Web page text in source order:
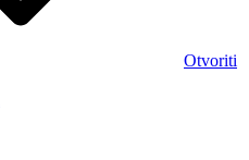
Otvoriti